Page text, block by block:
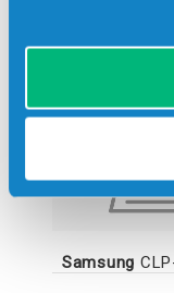
Samsung